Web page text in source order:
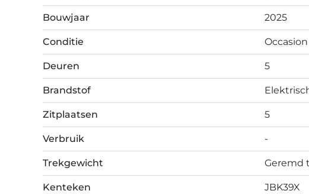
Bouwjaar 2025
Conditie Occasion
Deuren 5
Brandstof
Zitplaatsen 5
Verbruik -
Trekgewicht Geremd
Kenteken JBK39X